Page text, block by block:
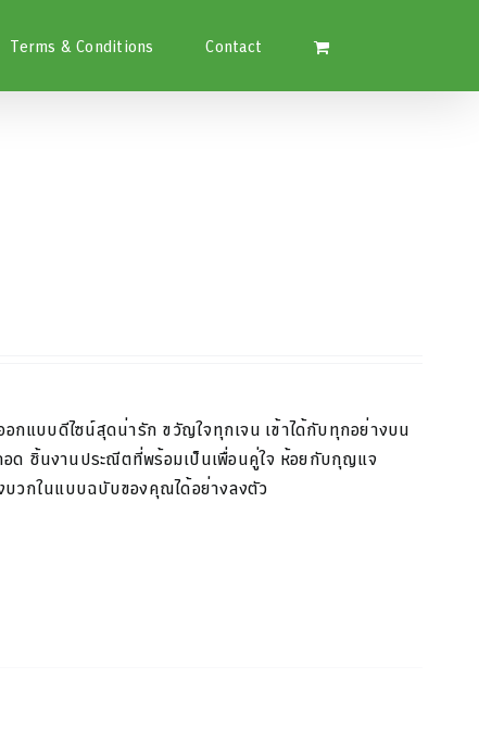
Terms & Conditions Contact
อกแบบดีไซน์สุดน่ารัก ขวัญใจทุกเจน เข้าได้กับทุกอย่างบน
ด ชิ้นงานประณีตที่พร้อมเป็นเพื่อนคู่ใจ ห้อยกับกุญแจ
บวกในแบบฉบับของคุณได้อย่างลงตัว